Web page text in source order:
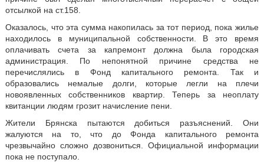
отсылкой на ст.158.
Оказалось, что эта сумма накопилась за тот период, пока жилье
находилось в муниципальной собственности. В это время
оплачивать счета за капремонт должна была городская
администрация. По непонятной причине средства не
перечислялись в Фонд капитального ремонта. Так и
образовались немалые долги, которые легли на плечи
новоявленных собственников квартир. Теперь за неоплату
квитанции людям грозит начисление пени.
Жители Брянска пытаются добиться разъяснений. Они
жалуются на то, что до Фонда капитального ремонта
чрезвычайно сложно дозвониться. Официальной информации
пока не поступало.